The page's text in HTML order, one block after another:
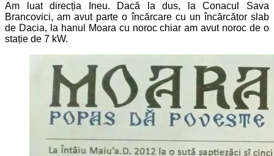
Am luat direcția Ineu. Dacă la dus, la Conacul Sava
Brancovici, am avut parte o încărcare cu un încărcător slab
de Dacia, la hanul Moara cu noroc chiar am avut noroc de o
stație de 7 kW.